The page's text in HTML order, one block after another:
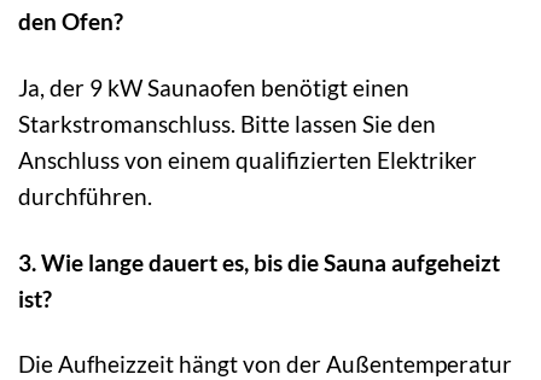
den Ofen?
Ja, der 9 kW Saunaofen benötigt einen
Starkstromanschluss. Bitte lassen Sie den
Anschluss von einem qualifizierten Elektriker
durchführen.
3. Wie lange dauert es, bis die Sauna aufgeheizt
ist?
Die Aufheizzeit hängt von der Außentemperatur